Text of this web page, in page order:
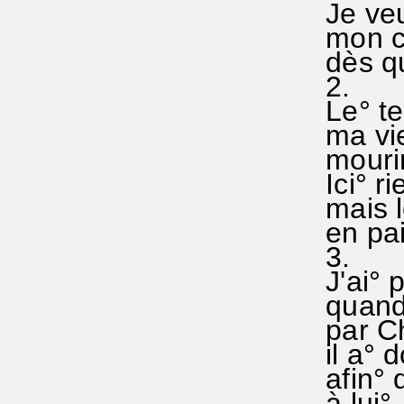
Je
mon
dès
2.
Le°
ma
Ici°
mais
en
3.
J'ai°
par
il a°
afin°